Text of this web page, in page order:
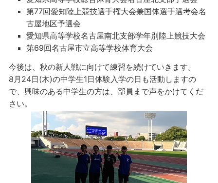
第77回愛知陸上競技選手権大会兼国体選手選考会名
古屋地区予選会
愛知県高等学校名古屋南北支部学年別陸上競技大会
第69回名古屋市立高等学校体育大会
今後は、秋の新人戦に向けて練習を続けていきます。
8月24日(木)の中学生1日体験入学の日も活動しますの
で、興味のある中学生の方は、部員まで声をかけてくだ
さい。